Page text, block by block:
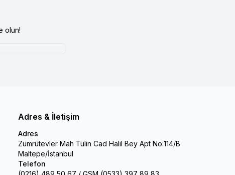
olun!
Adres & İletişim
Adres
Zümrütevler Mah Tülin Cad Halil Bey Apt No:114/B
Maltepe/İstanbul
Telefon